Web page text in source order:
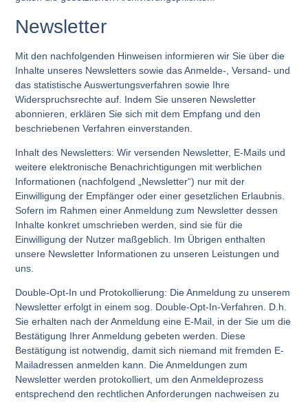
Newsletter
Mit den nachfolgenden Hinweisen informieren wir Sie über die
Inhalte unseres Newsletters sowie das Anmelde-, Versand- und
das statistische Auswertungsverfahren sowie Ihre
Widerspruchsrechte auf. Indem Sie unseren Newsletter
abonnieren, erklären Sie sich mit dem Empfang und den
beschriebenen Verfahren einverstanden.
Inhalt des Newsletters: Wir versenden Newsletter, E-Mails und
weitere elektronische Benachrichtigungen mit werblichen
Informationen (nachfolgend „Newsletter“) nur mit der
Einwilligung der Empfänger oder einer gesetzlichen Erlaubnis.
Sofern im Rahmen einer Anmeldung zum Newsletter dessen
Inhalte konkret umschrieben werden, sind sie für die
Einwilligung der Nutzer maßgeblich. Im Übrigen enthalten
unsere Newsletter Informationen zu unseren Leistungen und
uns.
Double-Opt-In und Protokollierung: Die Anmeldung zu unserem
Newsletter erfolgt in einem sog. Double-Opt-In-Verfahren. D.h.
Sie erhalten nach der Anmeldung eine E-Mail, in der Sie um die
Bestätigung Ihrer Anmeldung gebeten werden. Diese
Bestätigung ist notwendig, damit sich niemand mit fremden E-
Mailadressen anmelden kann. Die Anmeldungen zum
Newsletter werden protokolliert, um den Anmeldeprozess
entsprechend den rechtlichen Anforderungen nachweisen zu